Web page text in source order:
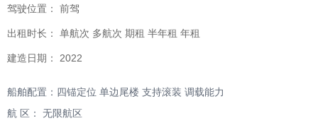
驾驶位置： 前驾
出租时长： 单航次 多航次 期租 半年租 年租
建造日期： 2022
船舶配置：四锚定位 单边尾楼 支持滚装 调载能力
航 区： 无限航区